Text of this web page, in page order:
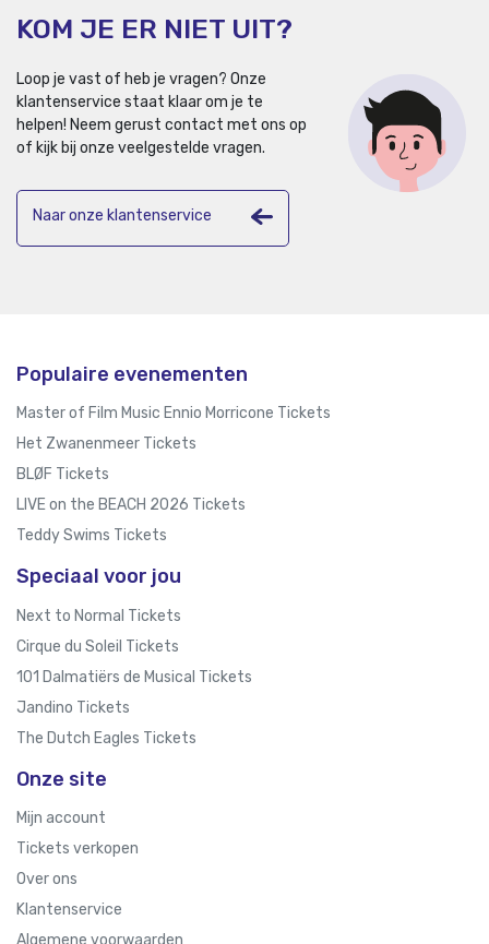
KOM JE ER NIET UIT?
Loop je vast of heb je vragen? Onze
klantenservice staat klaar om je te
helpen! Neem gerust contact met ons op
of kijk bij onze veelgestelde vragen.
Naar onze klantenservice
Populaire evenementen
Master of Film Music Ennio Morricone Tickets
Het Zwanenmeer Tickets
BLØF Tickets
LIVE on the BEACH 2026 Tickets
Teddy Swims Tickets
Speciaal voor jou
Next to Normal Tickets
Cirque du Soleil Tickets
101 Dalmatiërs de Musical Tickets
Jandino Tickets
The Dutch Eagles Tickets
Onze site
Mijn account
Tickets verkopen
Over ons
Klantenservice
Algemene voorwaarden